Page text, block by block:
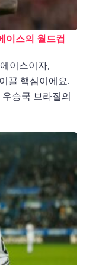
이스의 월드컵
이스이자,
끌 핵심이에요.
승국 브라질의